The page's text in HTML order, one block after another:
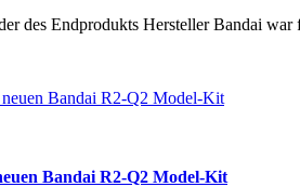
des Endprodukts Hersteller Bandai
Bandai R2-Q2 Model-Kit